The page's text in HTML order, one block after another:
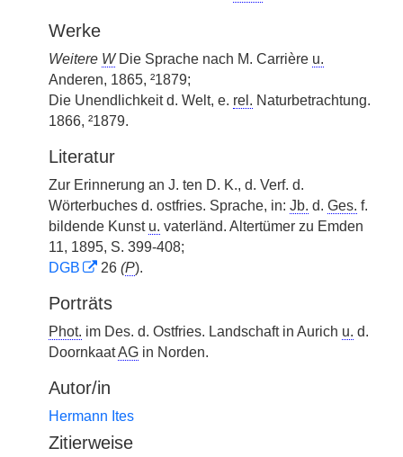
Werke
Weitere WDie Sprache nach M. Carrière u.
Anderen, 1865, ²1879;
Die Unendlichkeit d. Welt, e. rel. Naturbetrachtung.
1866, ²1879.
Literatur
Zur Erinnerung an J. ten D. K., d. Verf. d.
Wörterbuches d. ostfries. Sprache, in: Jb. d. Ges. f.
bildende Kunst u. vaterländ. Altertümer zu Emden
11, 1895, S. 399-408;
DGB
26 (P).
Porträts
Phot. im Des. d. Ostfries. Landschaft in Aurich u. d.
DoornkaatAG in Norden.
Autor/in
Hermann Ites
Zitierweise